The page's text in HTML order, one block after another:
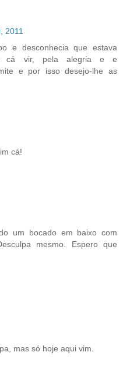
2011
e desconhecia que estava
cá vir, pela alegria e e
e por isso desejo-lhe as
cá!
um bocado em baixo com
mesmo. Espero que
mas só hoje aqui vim.